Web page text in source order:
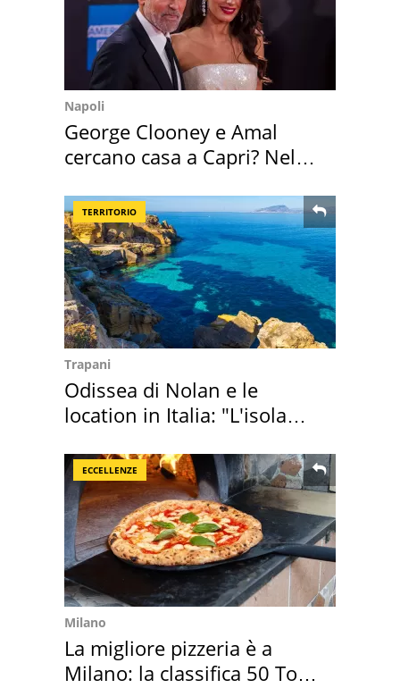
Napoli
George Clooney e Amal
cercano casa a Capri? Nel
TERRITORIO
Trapani
Odissea di Nolan e le
location in Italia: "L'isola
ECCELLENZE
Milano
La migliore pizzeria è a
Milano: la classifica 50 Top